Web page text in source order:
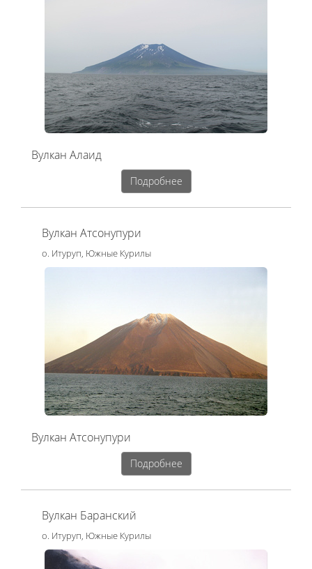
Вулкан Алаид
Подробнее
Вулкан Атсонупури
о. Итуруп, Южные Курилы
Вулкан Атсонупури
Подробнее
Вулкан Баранский
о. Итуруп, Южные Курилы